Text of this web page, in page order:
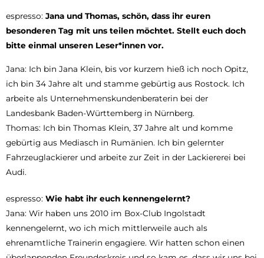
espresso: Jana und Thomas, schön, dass ihr euren
besonderen Tag mit uns teilen möchtet. Stellt euch doch
bitte einmal unseren Leser*innen vor.
Jana: Ich bin Jana Klein, bis vor kurzem hieß ich noch Opitz,
ich bin 34 Jahre alt und stamme gebürtig aus Rostock. Ich
arbeite als Unternehmenskundenberaterin bei der
Landesbank Baden-Württemberg in Nürnberg.
Thomas: Ich bin Thomas Klein, 37 Jahre alt und komme
gebürtig aus Mediasch in Rumänien. Ich bin gelernter
Fahrzeuglackierer und arbeite zur Zeit in der Lackiererei bei
Audi.
espresso: Wie habt ihr euch kennengelernt?
Jana: Wir haben uns 2010 im Box-Club Ingolstadt
kennengelernt, wo ich mich mittlerweile auch als
ehrenamtliche Trainerin engagiere. Wir hatten schon einen